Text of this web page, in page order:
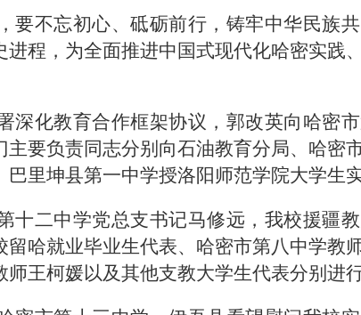
要不忘初心、砥砺前行，铸牢中华民族
程，为全面推进中国式现代化哈密实践
深化教育合作框架协议，郭改英向哈密
要负责同志分别向石油教育分局、哈密
里坤县第一中学授洛阳师范学院大学生
十二中学党总支书记马修远，我校援疆
哈就业毕业生代表、哈密市第八中学教
王柯媛以及其他支教大学生代表分别进行